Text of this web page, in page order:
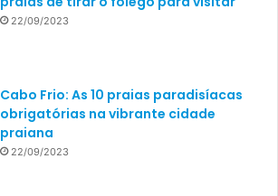
22/09/2023
Cabo Frio: As 10 praias paradisíacas
obrigatórias na vibrante cidade
praiana
22/09/2023